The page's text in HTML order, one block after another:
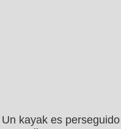
Un kayak es